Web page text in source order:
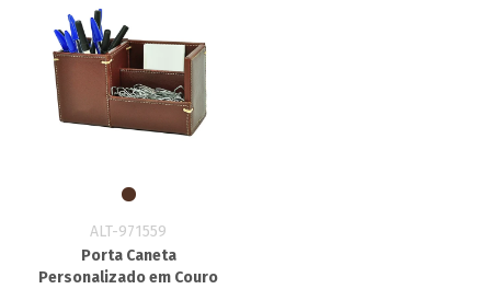
ALT-971559
Porta Caneta
Personalizado em Couro